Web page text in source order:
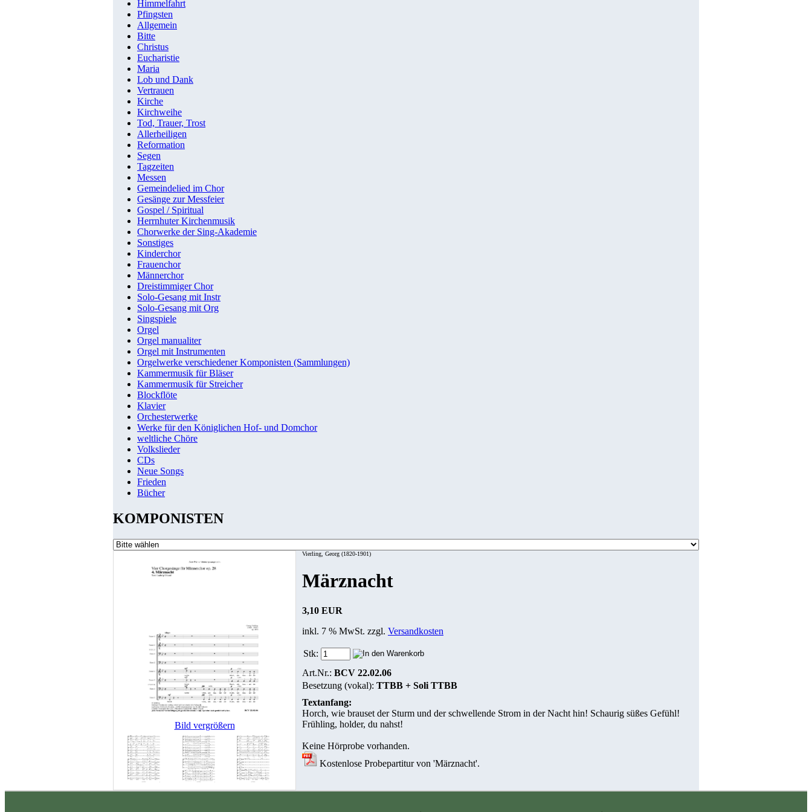
Himmelfahrt
Pfingsten
Allgemein
Bitte
Christus
Eucharistie
Maria
Lob und Dank
Vertrauen
Kirche
Kirchweihe
Tod, Trauer, Trost
Allerheiligen
Reformation
Segen
Tagzeiten
Messen
Gemeindelied im Chor
Gesänge zur Messfeier
Gospel / Spiritual
Herrnhuter Kirchenmusik
Chorwerke der Sing-Akademie
Sonstiges
Kinderchor
Frauenchor
Männerchor
Dreistimmiger Chor
Solo-Gesang mit Instr
Solo-Gesang mit Org
Singspiele
Orgel
Orgel manualiter
Orgel mit Instrumenten
Orgelwerke verschiedener Komponisten (Sammlungen)
Kammermusik für Bläser
Kammermusik für Streicher
Blockflöte
Klavier
Orchesterwerke
Werke für den Königlichen Hof- und Domchor
weltliche Chöre
Volkslieder
CDs
Neue Songs
Frieden
Bücher
KOMPONISTEN
Bild vergrößern
Vierling, Georg (1820-1901)
Märznacht
3,10 EUR
inkl. 7 % MwSt. zzgl. Versandkosten
Stk:
Art.Nr.: BCV 22.02.06
Besetzung (vokal): TTBB + Soli TTBB
Textanfang:
Horch, wie brauset der Sturm und der schwellende Strom in der Nacht hin! Schaurig süßes Gefühl!
Frühling, holder, du nahst!
Keine Hörprobe vorhanden.
Kostenlose Probepartitur von 'Märznacht'.